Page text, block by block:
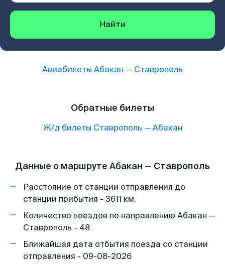
Найти
Авиабилеты Абакан — Ставрополь
Обратные билеты
Ж/д билеты Ставрополь — Абакан
Данные о маршруте Абакан — Ставрополь
Расстояние от станции отправления до
станции прибытия - 3611 км.
Количество поездов по направлению Абакан —
Ставрополь - 48
Ближайшая дата отбытия поезда со станции
отправления - 09-08-2026